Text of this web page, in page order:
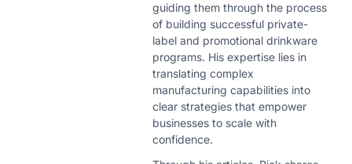
guiding them through the process
of building successful private-
label and promotional drinkware
programs. His expertise lies in
translating complex
manufacturing capabilities into
clear strategies that empower
businesses to scale with
confidence.